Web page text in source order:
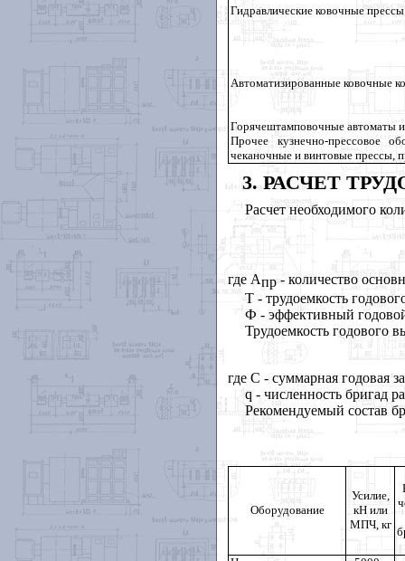
Гидравлические ковочные прессы
Автоматизированные ковочные
Горячештамповочные автоматы
Прочее кузнечно-прессовое
чеканочные и винтовые прессы,
3. РАСЧЕТ
Расчет необходимого
где Aпр- количество
Т - трудоемкость
Ф - эффективный
Трудоемкость годового
где C - суммарная годовая
q - численность бригад
Рекомендуемый состав
Оборудование
Усилие,
кН или
МПЧ, кг